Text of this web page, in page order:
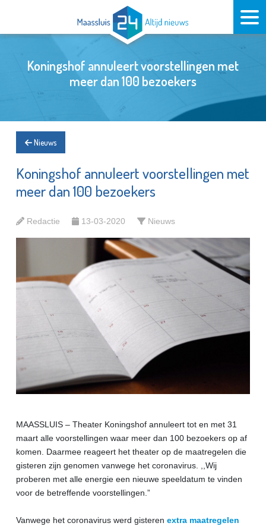
Koningshof annuleert voorstellingen met
meer dan 100 bezoekers
Nieuws
Koningshof annuleert voorstellingen met
meer dan 100 bezoekers
Redactie 13-03-2020 Nieuws
MAASSLUIS – Theater Koningshof annuleert tot en met 31
maart alle voorstellingen waar meer dan 100 bezoekers op af
komen. Daarmee reageert het theater op de maatregelen die
gisteren zijn genomen vanwege het coronavirus. ,,Wij
proberen met alle energie een nieuwe speeldatum te vinden
voor de betreffende voorstellingen.”
Vanwege het coronavirus werd gisteren extra maatregelen